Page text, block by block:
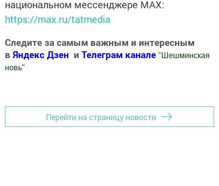
национальном мессенджере MАХ:
https://max.ru/tatmedia
Следите за самым важным и интересным
в Яндекс Дзен и Телеграм канале " Шешминская
новь"
Перейти на страницу новости